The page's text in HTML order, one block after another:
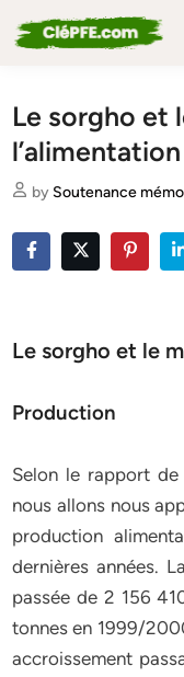
to
Le sorgho et
l’alimentation
by Soutenance
Le sorgho et le
Production
Selon le rapport de
nous allons nous
production
dernières années.
passée de 2 156
tonnes en 1999/
accroissement